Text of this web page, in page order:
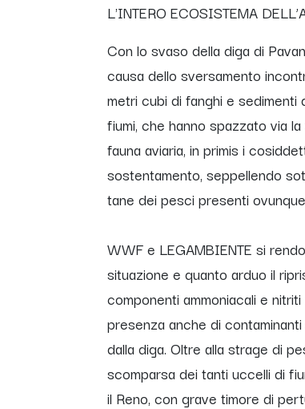
L'INTERO ECOSISTEMA
Con lo svaso della diga di
causa dello sversamento
metri cubi di fanghi e
fiumi, che hanno spazzato via
fauna aviaria, in primis i
sostentamento, seppellendo
tane dei pesci presenti
WWF e LEGAMBIENTE si
situazione e quanto arduo il
componenti ammoniacali e
presenza anche di
dalla diga. Oltre alla strage di
scomparsa dei tanti uccelli di
il Reno, con grave timore di